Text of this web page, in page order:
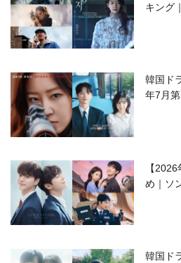
キング
韓国ド
年7月
【
め｜ソ
韓国ド